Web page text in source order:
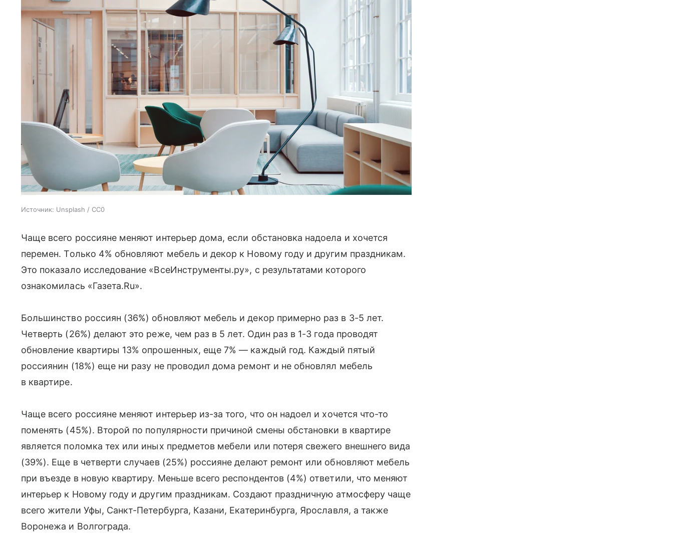
Источник: Unsplash / CC0
Чаще всего россияне меняют интерьер дома, если обстановка надоела и хочется
перемен. Только 4% обновляют мебель и декор к Новому году и другим праздникам.
Это показало исследование «ВсеИнструменты.ру», с результатами которого
ознакомилась «Газета.Ru».
Большинство россиян (36%) обновляют мебель и декор примерно раз в 3-5 лет.
Четверть (26%) делают это реже, чем раз в 5 лет. Один раз в 1-3 года проводят
обновление квартиры 13% опрошенных, еще 7% — каждый год. Каждый пятый
россиянин (18%) еще ни разу не проводил дома ремонт и не обновлял мебель
в квартире.
Чаще всего россияне меняют интерьер из-за того, что он надоел и хочется что-то
поменять (45%). Второй по популярности причиной смены обстановки в квартире
является поломка тех или иных предметов мебели или потеря свежего внешнего вида
(39%). Еще в четверти случаев (25%) россияне делают ремонт или обновляют мебель
при въезде в новую квартиру. Меньше всего респондентов (4%) ответили, что меняют
интерьер к Новому году и другим праздникам. Создают праздничную атмосферу чаще
всего жители Уфы, Санкт-Петербурга, Казани, Екатеринбурга, Ярославля, а также
Воронежа и Волгограда.